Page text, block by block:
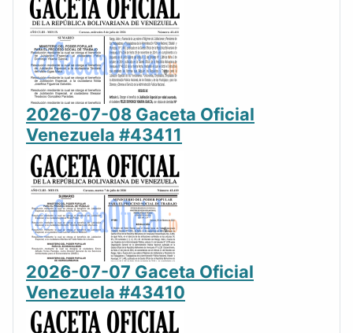
2026-07-08 Gaceta Oficial
Venezuela #43411
2026-07-07 Gaceta Oficial
Venezuela #43410